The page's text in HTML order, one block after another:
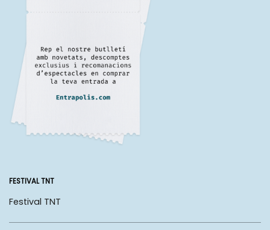
FESTIVAL TNT
Festival TNT